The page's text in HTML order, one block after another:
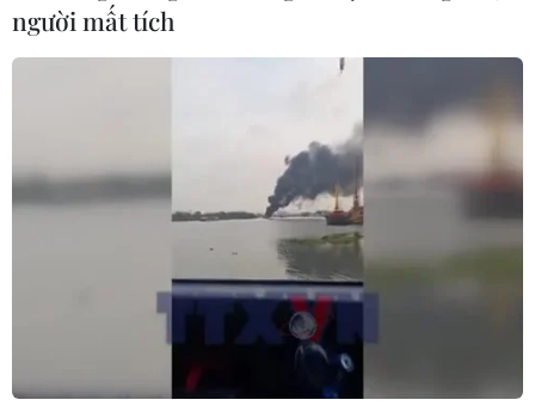
Theo Đài Khí tượng Thủy văn khu vực Nam Bộ, nguyên
nhân Thành phố Hồ Chí Minh xuất hiện mưa trái mùa là
người mất tích